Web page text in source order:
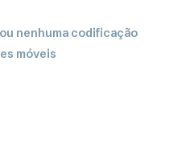
nenhuma codificação
móveis